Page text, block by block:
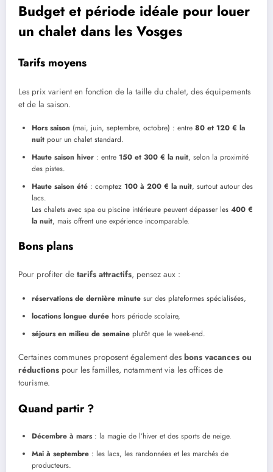
Budget et période idéale pour louer
un chalet dans les Vosges
Tarifs moyens
Les prix varient en fonction de la taille du chalet, des équipements
et de la saison.
Hors saison (mai, juin, septembre, octobre) : entre 80 et 120 € la
nuit pour un chalet standard.
Haute saison hiver : entre 150 et 300 € la nuit, selon la proximité
des pistes.
Haute saison été : comptez 100 à 200 € la nuit, surtout autour des
lacs.
Les chalets avec spa ou piscine intérieure peuvent dépasser les 400 €
la nuit, mais offrent une expérience incomparable.
Bons plans
Pour profiter de tarifs attractifs, pensez aux :
réservations de dernière minute sur des plateformes spécialisées,
locations longue durée hors période scolaire,
séjours en milieu de semaine plutôt que le week-end.
Certaines communes proposent également des bons vacances ou
réductions pour les familles, notamment via les offices de
tourisme.
Quand partir ?
Décembre à mars: la magie de l’hiver et des sports de neige.
Mai à septembre : les lacs, les randonnées et les marchés de
producteurs.